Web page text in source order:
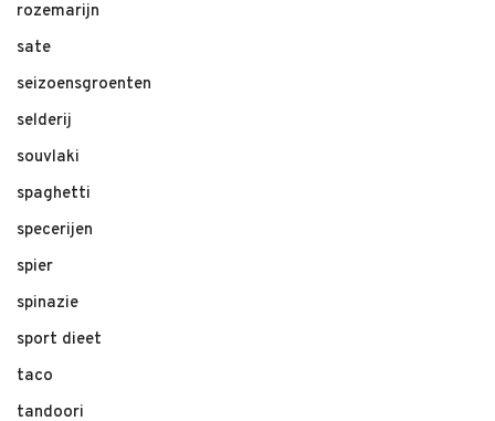
rozemarijn
sate
seizoensgroenten
selderij
souvlaki
spaghetti
specerijen
spier
spinazie
sport dieet
taco
tandoori